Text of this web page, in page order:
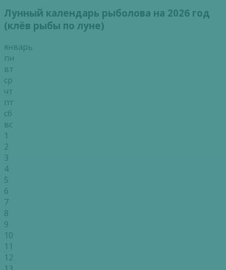
Лунный календарь рыболова на 2026 год
(клёв рыбы по луне)
январь
пн
вт
ср
чт
пт
сб
вс
1
2
3
4
5
6
7
8
9
10
11
12